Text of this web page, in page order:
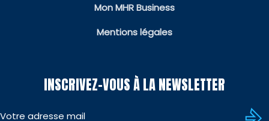
Mon MHR Business
Mentions légales
INSCRIVEZ-VOUS À LA NEWSLETTER